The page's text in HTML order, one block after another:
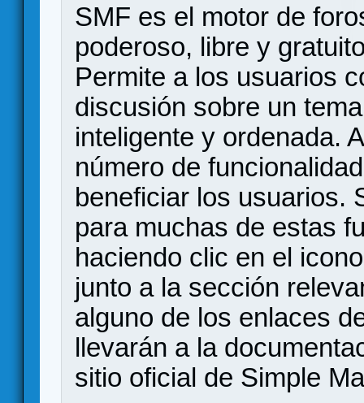
SMF es el motor de
poderoso, libre y
Permite a los usuarios
discusión sobre un
inteligente y ordenada.
número de
beneficiar los usuarios.
para muchas de estas
haciendo clic en el
junto a la sección
alguno de los enlaces
llevarán a la
sitio oficial de Simple